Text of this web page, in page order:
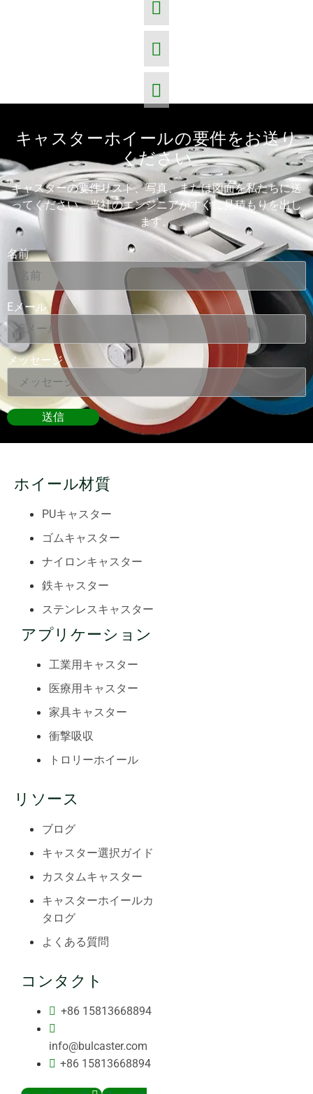
キャスターホイールの要件をお送り
ください
キャスターの要件リスト、写真、または図面を私たちに送
ってください。当社のエンジニアがすぐに見積もりを出し
ます。
名前
Eメール
メッセージ
送信
ホイール材質
PUキャスター
ゴムキャスター
ナイロンキャスター
鉄キャスター
ステンレスキャスター
アプリケーション
工業用キャスター
医療用キャスター
家具キャスター
衝撃吸収
トロリーホイール
リソース
ブログ
キャスター選択ガイド
カスタムキャスター
キャスターホイールカ
タログ
よくある質問
コンタクト
+86 15813668894
info@bulcaster.com
+86 15813668894